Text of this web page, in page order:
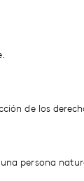
de los
persona